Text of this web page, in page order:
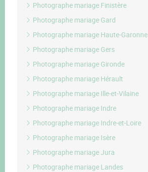
Photographe mariage Finistère
Photographe mariage Gard
Photographe mariage Haute-Garonne
Photographe mariage Gers
Photographe mariage Gironde
Photographe mariage Hérault
Photographe mariage Ille-et-Vilaine
Photographe mariage Indre
Photographe mariage Indre-et-Loire
Photographe mariage Isère
Photographe mariage Jura
Photographe mariage Landes